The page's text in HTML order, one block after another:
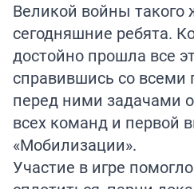
Великой войны такого
сегодняшние ребята.
достойно прошла все
справившись со
перед ними задачами
всех команд и
«Мобилизации».
Участие в игре